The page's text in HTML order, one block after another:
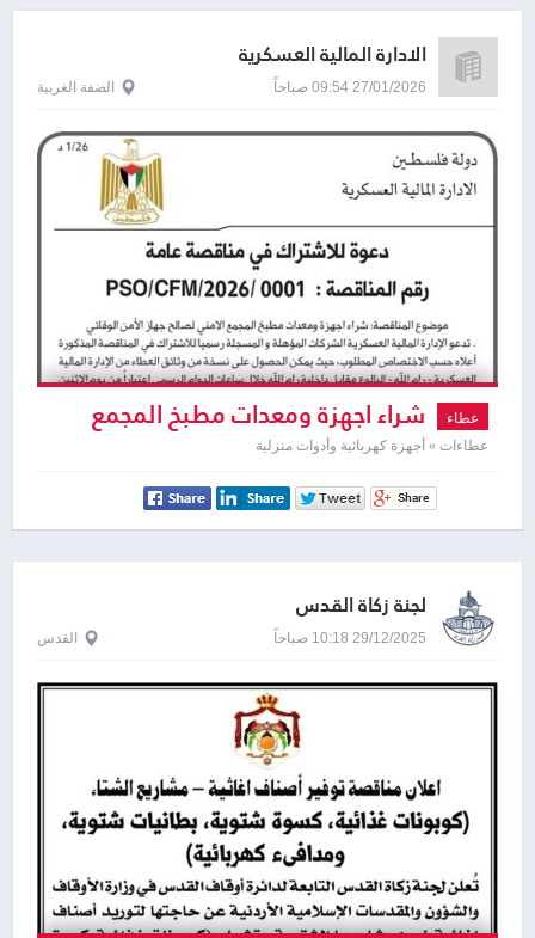
الادارة المالية العسكرية
27/01/2026 09:54 صباحاً الضفة الغربية
عطاء شراء اجهزة ومعدات مطبخ المجمع
الامني
عطاءات » أجهزة كهربائية وأدوات منزلية
لجنة زكاة القدس
29/12/2025 10:18 صباحاً القدس